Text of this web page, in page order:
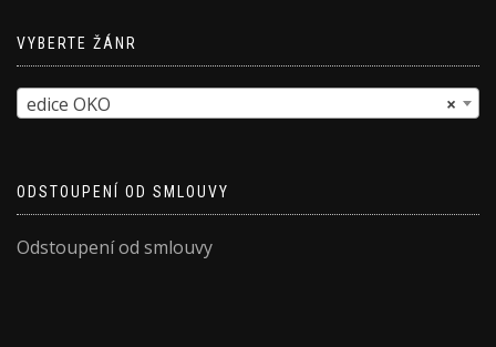
VYBERTE ŽÁNR
×
edice OKO
ODSTOUPENÍ OD SMLOUVY
Odstoupení od smlouvy